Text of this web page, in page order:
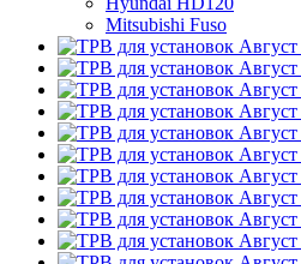
Mitsubishi Fuso